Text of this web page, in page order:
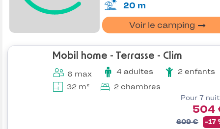
20 m
Voir le camping
Mobil home - Terrasse - Clim
6 max 4 adultes
2 enfants
32 m²
2 chambres
Pour 7
504
609 € -17